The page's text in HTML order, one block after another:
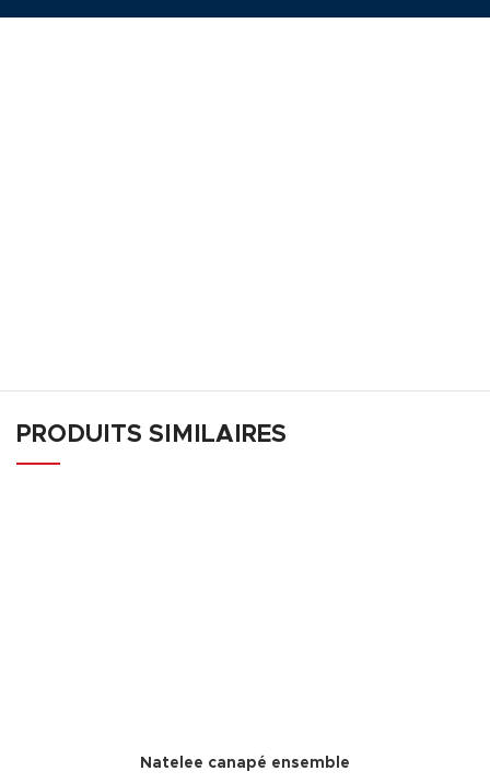
PRODUITS SIMILAIRES
Natelee canapé ensemble